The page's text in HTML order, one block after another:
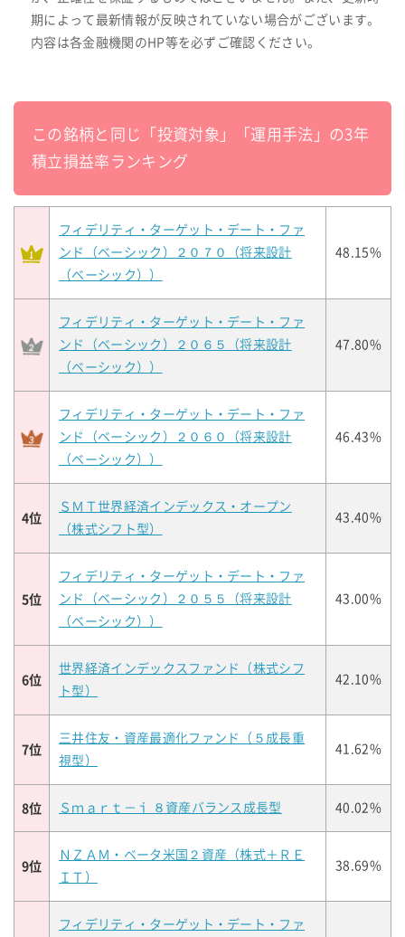
期によって最新情報が反映されていない場合がございます。
内容は各金融機関のHP等を必ずご確認ください。
この銘柄と同じ「投資対象」「運用手法」の3年
積立損益率ランキング
フィデリティ・ターゲット・デート・ファ
ンド（ベーシック）２０７０（将来設計
（ベーシック））
48.15%
フィデリティ・ターゲット・デート・ファ
ンド（ベーシック）２０６５（将来設計
（ベーシック））
47.80%
フィデリティ・ターゲット・デート・ファ
ンド（ベーシック）２０６０（将来設計
（ベーシック））
46.43%
4位
ＳＭＴ世界経済インデックス・オープン
（株式シフト型）
43.40%
5位
フィデリティ・ターゲット・デート・ファ
ンド（ベーシック）２０５５（将来設計
（ベーシック））
43.00%
6位
世界経済インデックスファンド（株式シフ
ト型）
42.10%
7位
三井住友・資産最適化ファンド（５成長重
視型）
41.62%
8位 Ｓｍａｒｔ－ｉ ８資産バランス成長型 40.02%
9位
ＮＺＡＭ・ベータ米国２資産（株式＋ＲＥ
ＩＴ）
38.69%
フィデリティ・ターゲット・デート・ファ